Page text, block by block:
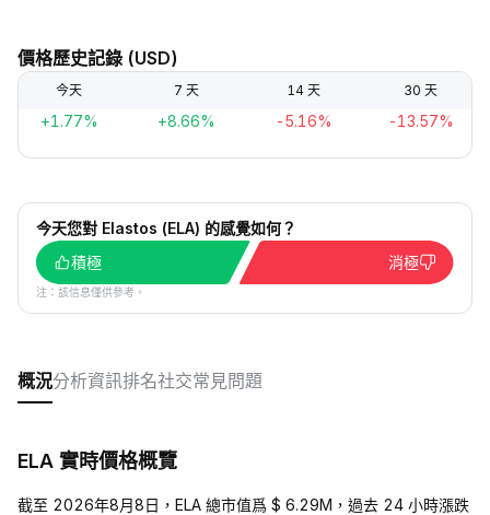
價格歷史記錄 (USD)
今天 7 天 14 天 30 天
+1.77% +8.66% -5.16% -13.57%
今天您對 Elastos (ELA) 的感覺如何？
積極
消極
注：該信息僅供參考。
概況分析資訊排名社交常見問題
ELA 實時價格概覽
截至 2026年8月8日，ELA 總市值爲 $ 6.29M，過去 24 小時漲跌